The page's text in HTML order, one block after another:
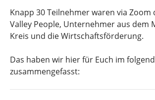
Knapp 30 Teilnehmer waren via Zoom
Valley People, Unternehmer aus dem
Kreis und die Wirtschaftsförderung.
Das haben wir hier für Euch im
zusammengefasst: